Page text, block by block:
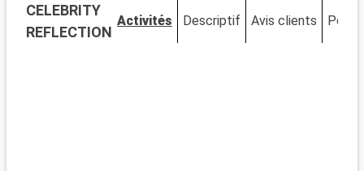
galeries d'art et restaurants, offre une expérience de
shopping et de détente unique. Le Musée de Bonnet House se
distingue par son architecture singulière et ses jardins
CELEBRITY
REFLECTION
Activités Descriptif Avis clients Ponts